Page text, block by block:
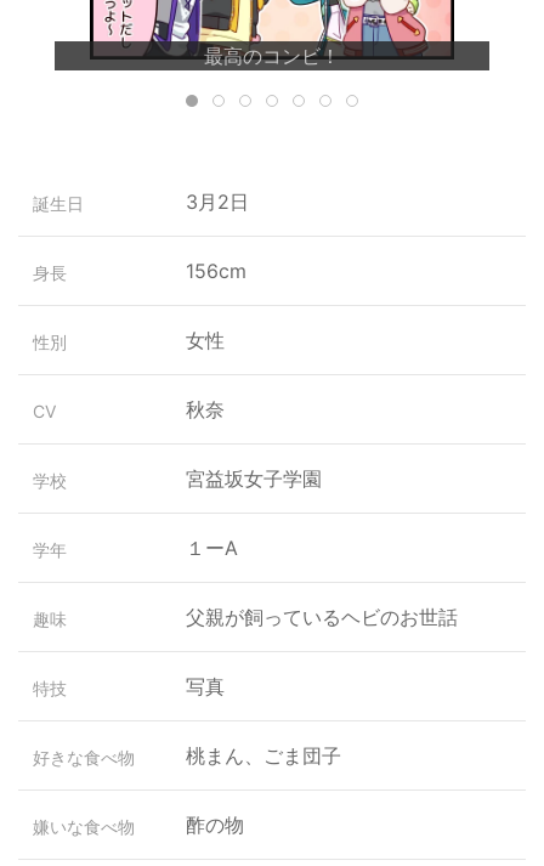
最高のコンビ！
誕生日 3月2日
身長 156cm
性別 女性
CV 秋奈
学校 宮益坂女子学園
学年 １ーA
趣味 父親が飼っているヘビのお世話
特技 写真
好きな食べ物 桃まん、ごま団子
嫌いな食べ物 酢の物